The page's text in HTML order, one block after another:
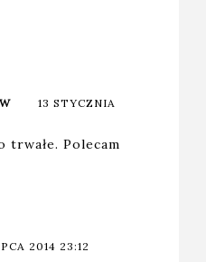
13 STYCZNIA
trwałe. Polecam
2014 23:12